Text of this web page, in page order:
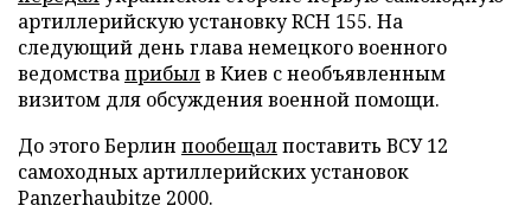
артиллерийскую установку RCH 155. На
следующий день глава немецкого военного
ведомстваприбылв Киев с необъявленным
визитом для обсуждения военной помощи.
До этого Берлин пообещалпоставить ВСУ 12
самоходных артиллерийских установок
Panzerhaubitze 2000.